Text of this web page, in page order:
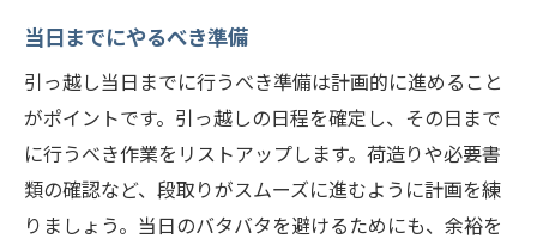
当日までにやるべき準備
引っ越し当日までに行うべき準備は計画的に進めること
がポイントです。引っ越しの日程を確定し、その日まで
に行うべき作業をリストアップします。荷造りや必要書
類の確認など、段取りがスムーズに進むように計画を練
りましょう。当日のバタバタを避けるためにも、余裕を